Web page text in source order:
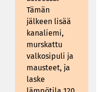
Tämän
jälkeen lisää
kanaliemi,
murskattu
valkosipuli ja
mausteet, ja
laske